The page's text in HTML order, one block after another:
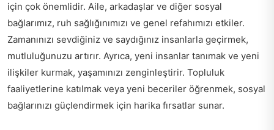
için çok önemlidir. Aile, arkadaşlar ve diğer sosyal
bağlarımız, ruh sağlığınımızı ve genel refahımızı etkiler.
Zamanınızı sevdiğiniz ve saydığınız insanlarla geçirmek,
mutluluğunuzu artırır. Ayrıca, yeni insanlar tanımak ve yeni
ilişkiler kurmak, yaşamınızı zenginleştirir. Topluluk
faaliyetlerine katılmak veya yeni beceriler öğrenmek, sosyal
bağlarınızı güçlendirmek için harika fırsatlar sunar.